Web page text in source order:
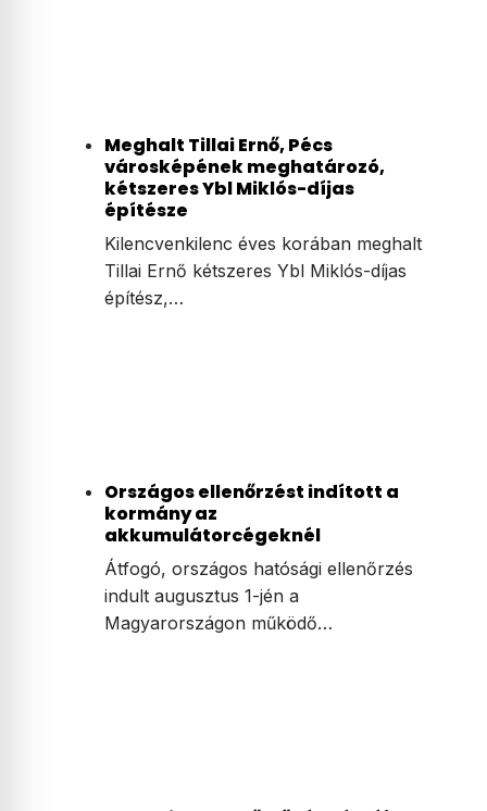
Meghalt Tillai Ernő, Pécs
városképének meghatározó,
kétszeres Ybl Miklós-díjas
építésze
Kilencvenkilenc éves korában meghalt
Tillai Ernő kétszeres Ybl Miklós-díjas
építész,…
Országos ellenőrzést indított a
kormány az
akkumulátorcégeknél
Átfogó, országos hatósági ellenőrzés
indult augusztus 1-jén a
Magyarországon működő…